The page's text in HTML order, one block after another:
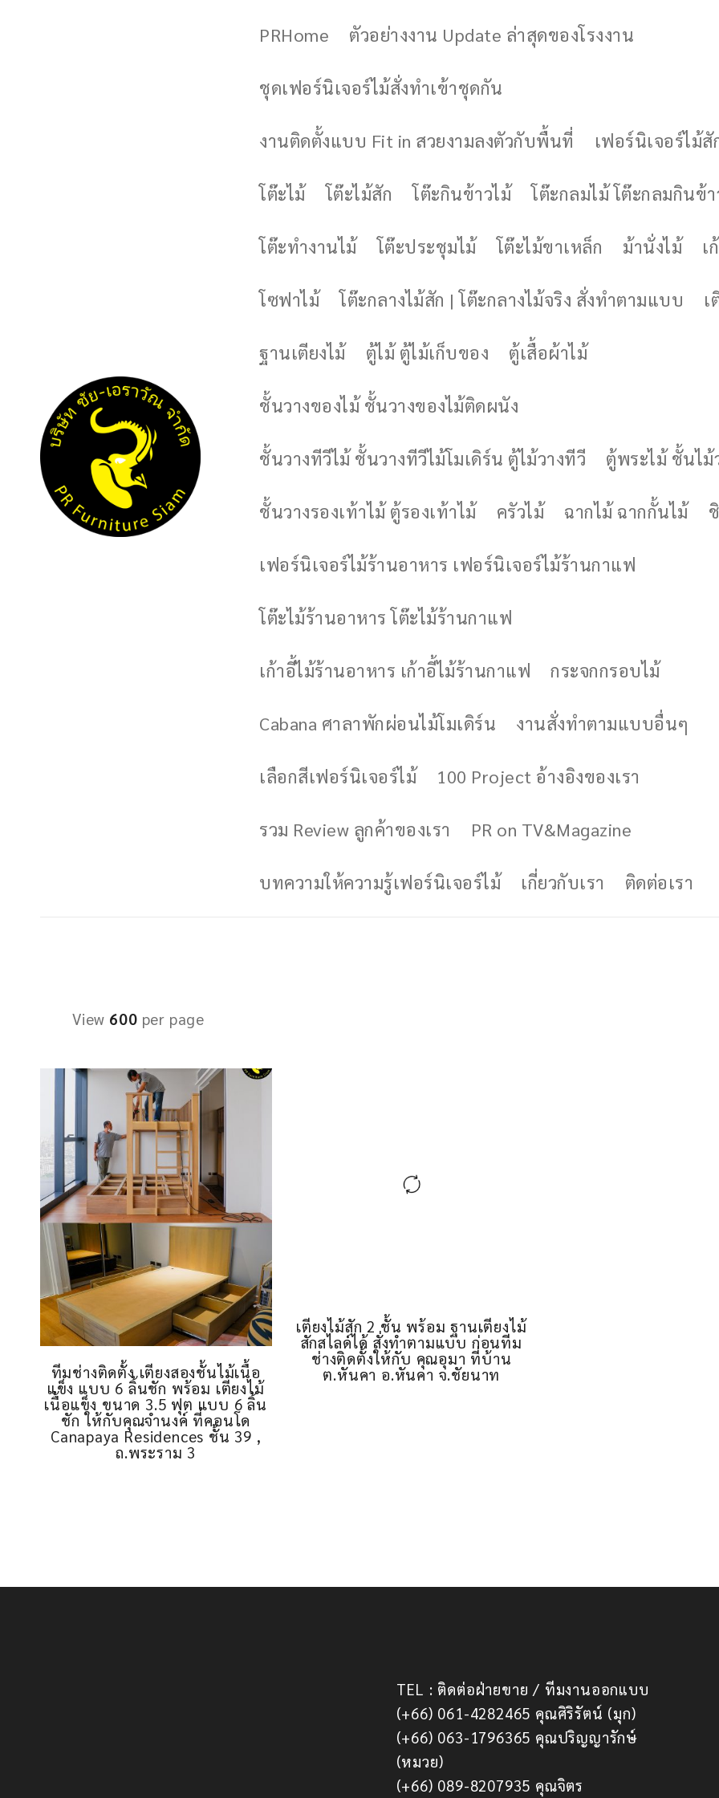
PRHome ตัวอย่างงาน Update ล่าสุดของโรงงาน
ชุดเฟอร์นิเจอร์ไม้สั่งทำเข้าชุดกัน
งานติดตั้งแบบ Fit in สวยงามลงตัวกับพื้นที่ เฟอร์นิเจอร์ไม้สั
โต๊ะไม้ โต๊ะไม้สัก โต๊ะกินข้าวไม้ โต๊ะกลมไม้ โต๊ะกลมกินข้า
โต๊ะทำงานไม้ โต๊ะประชุมไม้ โต๊ะไม้ขาเหล็ก ม้านั่งไม้ เ
โซฟาไม้ โต๊ะกลางไม้สัก | โต๊ะกลางไม้จริง สั่งทำตามแบบ เ
ฐานเตียงไม้ ตู้ไม้ ตู้ไม้เก็บของ ตู้เสื้อผ้าไม้
ชั้นวางของไม้ ชั้นวางของไม้ติดผนัง
ชั้นวางทีวีไม้ ชั้นวางทีวีไม้โมเดิร์น ตู้ไม้วางทีวี ตู้พระไม้ ชั้นไม้
ชั้นวางรองเท้าไม้ ตู้รองเท้าไม้ ครัวไม้ ฉากไม้ ฉากกั้นไม้
เฟอร์นิเจอร์ไม้ร้านอาหาร เฟอร์นิเจอร์ไม้ร้านกาแฟ
โต๊ะไม้ร้านอาหาร โต๊ะไม้ร้านกาแฟ
เก้าอี้ไม้ร้านอาหาร เก้าอี้ไม้ร้านกาแฟ กระจกกรอบไม้
Cabana ศาลาพักผ่อนไม้โมเดิร์น งานสั่งทำตามแบบอื่นๆ
เลือกสีเฟอร์นิเจอร์ไม้ 100 Project อ้างอิงของเรา
รวม Review ลูกค้าของเรา PR on TV&Magazine
บทความให้ความรู้เฟอร์นิเจอร์ไม้ เกี่ยวกับเรา ติดต่อเรา
View 600 per page
ทีมช่างติดตั้ง เตียงสองชั้นไม้เนื้อ
แข็ง แบบ 6 ลิ้นชัก พร้อม เตียงไม้
เนื้อแข็ง ขนาด 3.5 ฟุต แบบ 6 ลิ้น
ชัก ให้กับคุณจำนงค์ ที่คอนโด
Canapaya Residences ชั้น 39 ,
ถ.พระราม 3
เตียงไม้สัก 2 ชั้น พร้อม ฐานเตียงไม้
สักสไลด์ได้ สั่งทำตามแบบ ก่อนทีม
ช่างติดตั้งให้กับ คุณอุมา ที่บ้าน
ต.หันคา อ.หันคา จ.ชัยนาท
TEL : ติดต่อฝ่ายขาย / ทีมงานออกแบบ
(+66) 061-4282465 คุณศิริรัตน์ (มุก)
(+66) 063-1796365 คุณปริญญารักษ์
(หมวย)
(+66) 089-8207935 คุณจิตร